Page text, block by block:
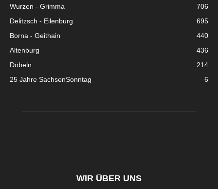
Wurzen - Grimma
706
Delitzsch - Eilenburg
695
Borna - Geithain
440
Altenburg
436
Döbeln
214
25 Jahre SachsenSonntag
6
WIR ÜBER UNS